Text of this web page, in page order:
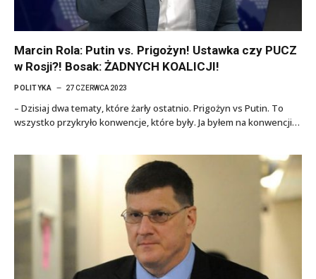
Marcin Rola: Putin vs. Prigożyn! Ustawka czy PUCZ
w Rosji?! Bosak: ŻADNYCH KOALICJI!
POLITYKA 27 CZERWCA 2023
– Dzisiaj dwa tematy, które żarły ostatnio. Prigożyn vs Putin. To
wszystko przykryło konwencje, które były. Ja byłem na konwencji…